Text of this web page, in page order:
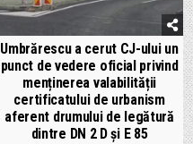
Umbrărescu a cerut CJ-ului un
punct de vedere oficial privind
menținerea valabilității
certificatului de urbanism
aferent drumului de legătură
dintre DN 2 D și E 85